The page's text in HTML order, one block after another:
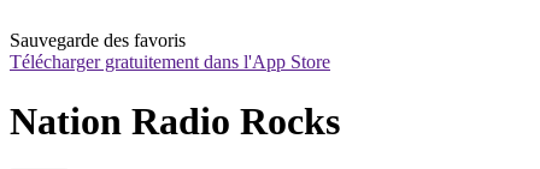
Sauvegarde des favoris
Télécharger gratuitement dans l'App Store
Nation Radio Rocks